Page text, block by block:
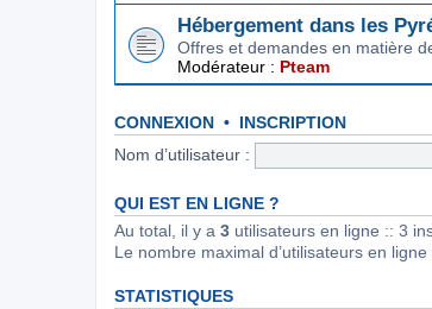
Hébergement dans les
Offres et demandes en matière
Modérateur : Pteam
CONNEXION • INSCRIPTION
Nom d’utilisateur :
QUI EST EN LIGNE ?
Au total, il y a 3 utilisateurs en ligne :: 3
Le nombre maximal d’utilisateurs en
STATISTIQUES